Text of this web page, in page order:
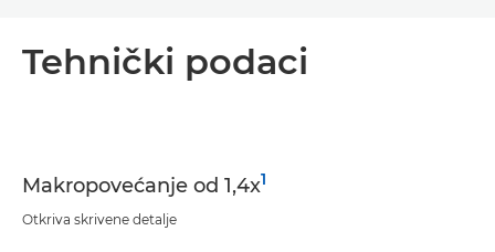
Tehnički podaci
Makropovećanje od 1,4x1
Otkriva skrivene detalje